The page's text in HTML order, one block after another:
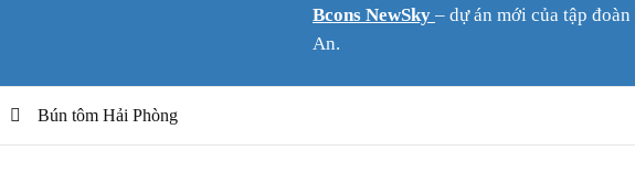
Bcons NewSky – dự án mới của tập
An.
Bún tôm Hải Phòng